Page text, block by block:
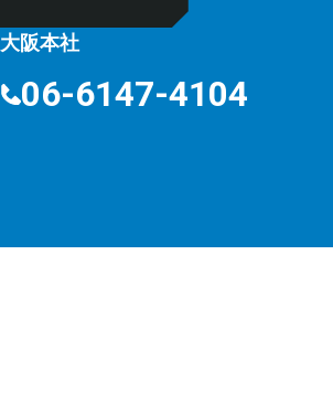
大阪本社
06-6147-4104